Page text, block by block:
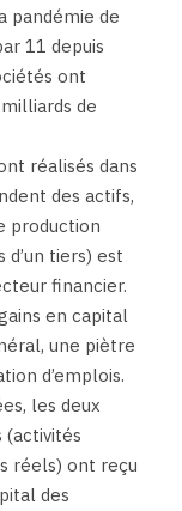
pandémie de
11 depuis
ont
de
réalisés dans
des actifs,
production
tiers) est
financier.
en capital
une piètre
d’emplois.
les deux
(activités
réels) ont reçu
des